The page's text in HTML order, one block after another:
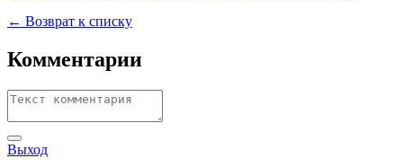
← Возврат к списку
Комментарии
Выход